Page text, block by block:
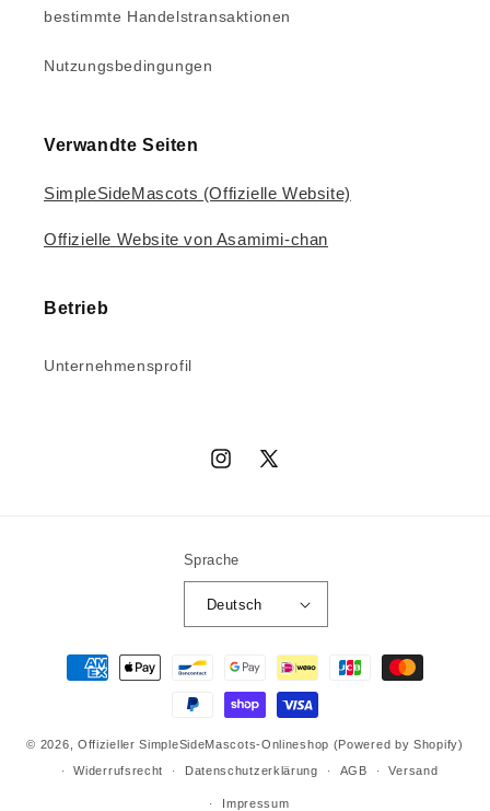
bestimmte Handelstransaktionen
Nutzungsbedingungen
Verwandte Seiten
SimpleSideMascots (Offizielle Website)
Offizielle Website von Asamimi-chan
Betrieb
Unternehmensprofil
Instagram
X
Sprache
Deutsch
Zahlungsmethoden
© 2026, Offizieller SimpleSideMascots-Onlineshop (Powered by Shopify)
Widerrufsrecht
Datenschutzerklärung AGB Versand
Impressum